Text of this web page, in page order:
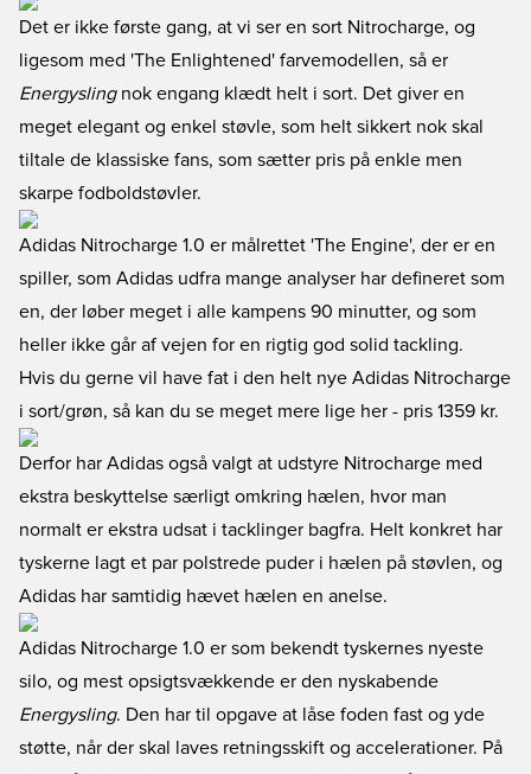
Det er ikke første gang, at vi ser en sort Nitrocharge, og
ligesom med 'The Enlightened' farvemodellen, så er
Energyslingnok engang klædt helt i sort. Det giver en
meget elegant og enkel støvle, som helt sikkert nok skal
tiltale de klassiske fans, som sætter pris på enkle men
skarpe fodboldstøvler.
Adidas Nitrocharge 1.0 er målrettet 'The Engine', der er en
spiller, som Adidas udfra mange analyser har defineret som
en, der løber meget i alle kampens 90 minutter, og som
heller ikke går af vejen for en rigtig god solid tackling.
Hvis du gerne vil have fat i den helt nye Adidas Nitrocharge
i sort/grøn, så kan du se meget mere lige her - pris 1359 kr.
Derfor har Adidas også valgt at udstyre Nitrocharge med
ekstra beskyttelse særligt omkring hælen, hvor man
normalt er ekstra udsat i tacklinger bagfra. Helt konkret har
tyskerne lagt et par polstrede puder i hælen på støvlen, og
Adidas har samtidig hævet hælen en anelse.
Adidas Nitrocharge 1.0 er som bekendt tyskernes nyeste
silo, og mest opsigtsvækkende er den nyskabende
Energysling. Den har til opgave at låse foden fast og yde
støtte, når der skal laves retningsskift og accelerationer. På